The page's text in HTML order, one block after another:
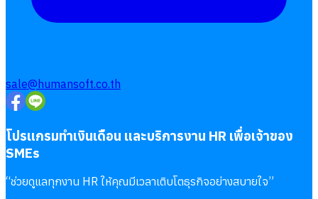
sale@humansoft.co.th
โปรแกรมทำเงินเดือน และบริการงาน HR เพื่อเจ้าของ
SMEs
“ช่วยดูแลทุกงาน HR ให้คุณมีเวลาเติบโตธุรกิจอย่างสบายใจ”